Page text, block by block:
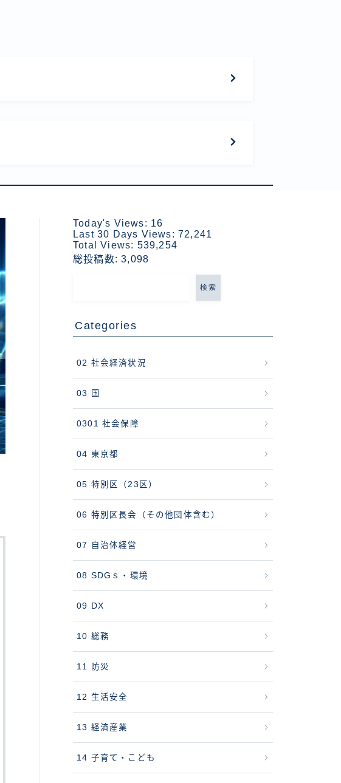
Today's Views: 16
Last 30 Days Views: 72,241
Total Views: 539,254
総投稿数:3,098
検索
Categories
02 社会経済状況
03 国
0301 社会保障
04 東京都
05 特別区（23区）
06 特別区長会（その他団体含む）
07 自治体経営
08 SDGｓ・環境
09 DX
10 総務
11 防災
12 生活安全
13 経済産業
14 子育て・こども